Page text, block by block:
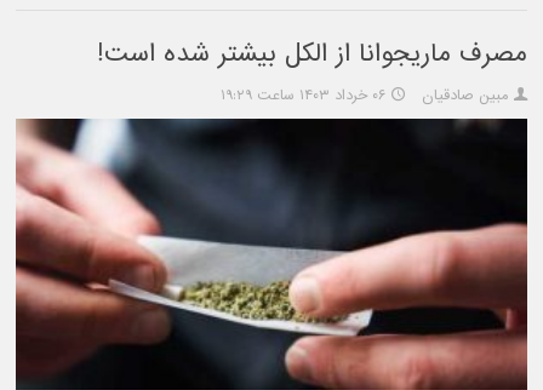
مصرف ماریجوانا از الکل بیشتر شده است!
مبین صادقیان ۰۶ خرداد ۱۴۰۳ ساعت ۱۹:۲۹